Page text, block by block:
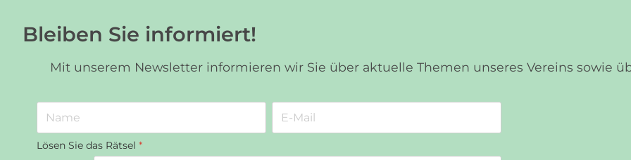
Bleiben Sie informiert!
Mit unserem Newsletter informieren wir Sie über aktuelle Themen unseres Vereins sowie
Lösen Sie das Rätsel *